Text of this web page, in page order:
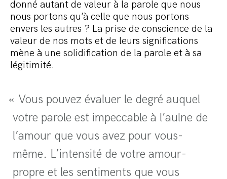
donné autant de valeur à la parole que nous
nous portons qu’à celle que nous portons
envers les autres ? La prise de conscience de la
valeur de nos mots et de leurs significations
mène à une solidification de la parole et à sa
légitimité.
« Vous pouvez évaluer le degré auquel
votre parole est impeccable à l’aulne de
l’amour que vous avez pour vous-
même. L’intensité de votre amour-
propre et les sentiments que vous